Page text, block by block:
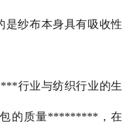
是纱布本身具有吸收性
行业与纺织行业的生
的质量*********，在